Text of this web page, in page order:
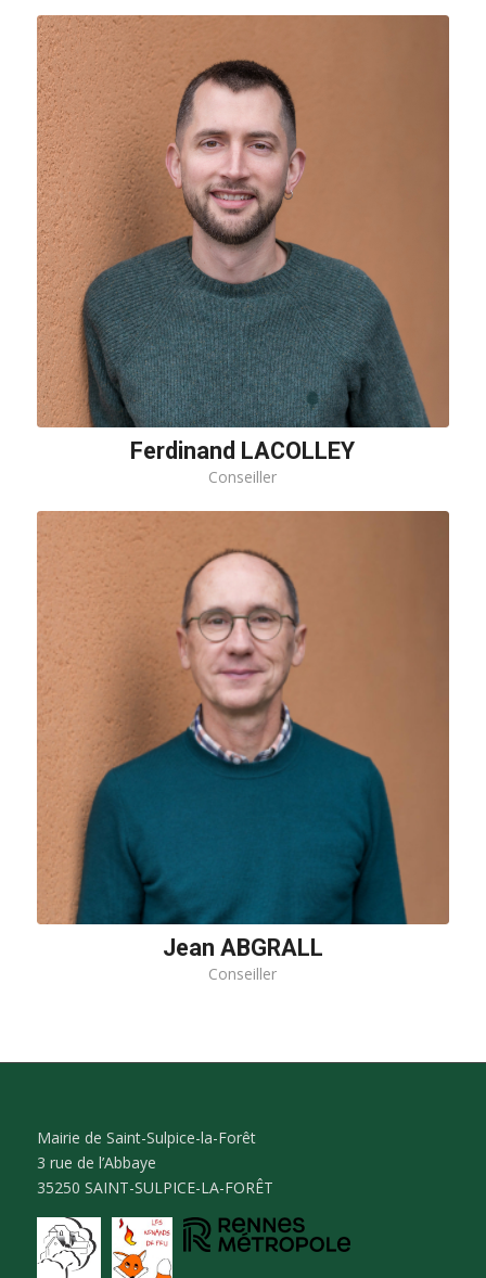
Ferdinand LACOLLEY
Conseiller
Jean ABGRALL
Conseiller
Mairie de Saint-Sulpice-la-Forêt
3 rue de l’Abbaye
35250 SAINT-SULPICE-LA-FORÊT